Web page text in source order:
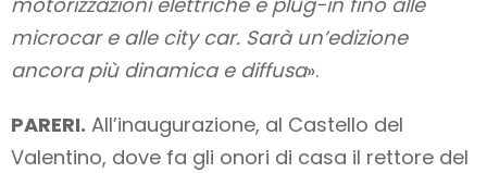
microcar e alle city car. Sarà un’edizione
ancora più dinamica e diffusa».
PARERI. All’inaugurazione, al Castello del
Valentino, dove fa gli onori di casa il rettore del